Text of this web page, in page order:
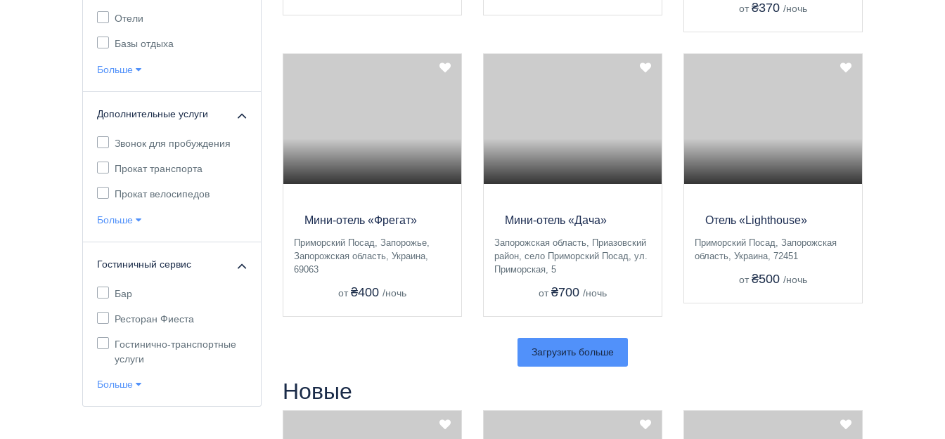
Отели
Базы отдыха
Больше
Дополнительные услуги
Звонок для пробуждения
Прокат транспорта
Прокат велосипедов
Больше
Гостиничный сервис
Бар
Ресторан Фиеста
Гостинично-транспортные
услуги
Больше
от ₴370 /ночь
Мини-отель «Фрегат»
Приморский Посад, Запорожье,
Запорожская область, Украина,
69063
от ₴400 /ночь
Мини-отель «Дача»
Запорожская область, Приазовский
район, село Приморский Посад, ул.
Приморская, 5
от ₴700 /ночь
Отель «Lighthouse»
Приморский Посад, Запорожская
область, Украина, 72451
от ₴500 /ночь
Загрузить больше
Новые